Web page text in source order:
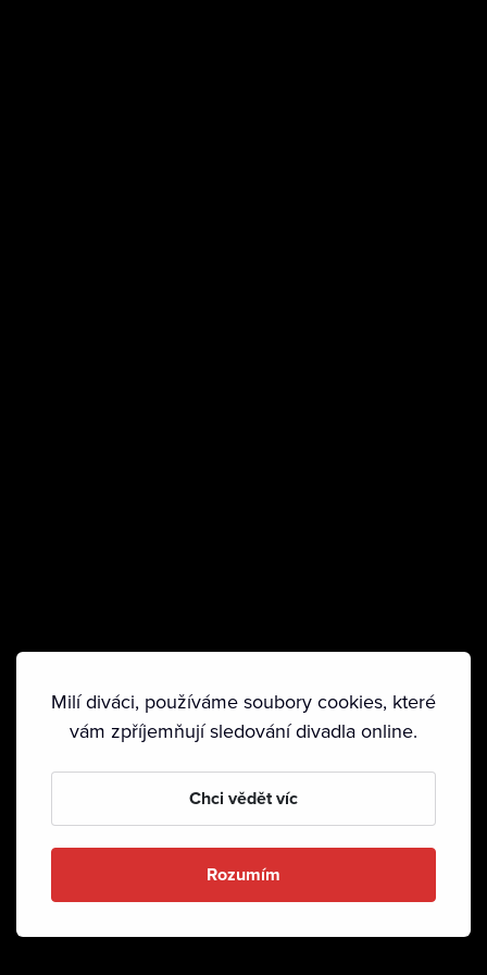
Milí diváci, používáme soubory cookies, které
vám zpříjemňují sledování divadla online.
Chci vědět víc
Rozumím